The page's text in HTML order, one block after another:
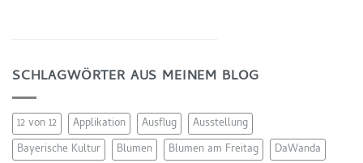
SCHLAGWÖRTER AUS MEINEM BLOG
12 von 12 Applikation Ausflug
Ausstellung
Bayerische Kultur
Blumen Blumen am Freitag
DaWanda